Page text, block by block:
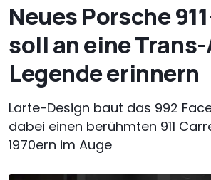
Neues Porsche
soll an eine
Legende erinnern
Larte-Design baut das 992
dabei einen berühmten 911
1970ern im Auge